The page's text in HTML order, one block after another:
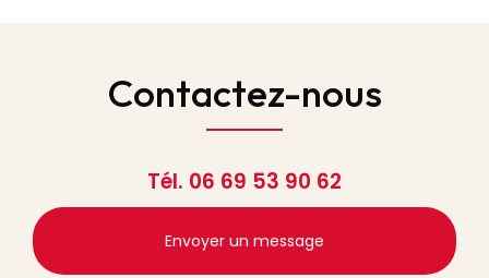
Contactez-nous
Tél. 06 69 53 90 62
Envoyer un message